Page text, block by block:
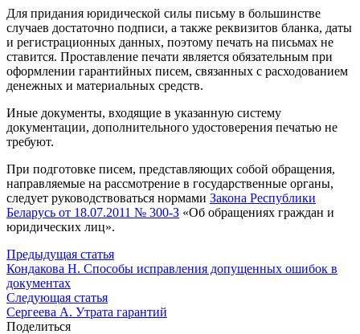
Для придания юридической силы письму в большинстве
случаев достаточно подписи, а также реквизитов бланка, даты
и регистрационных данных, поэтому печать на письмах не
ставится. Проставление печати является обязательным при
оформлении гарантийных писем, связанных с расходованием
денежных и материальных средств.
Иные документы, входящие в указанную систему
документации, дополнительного удостоверения печатью не
требуют.
При подготовке писем, представляющих собой обращения,
направляемые на рассмотрение в государственные органы,
следует руководствоваться нормами Закона Республики
Беларусь от 18.07.2011 № 300-З «Об обращениях граждан и
юридических лиц».
Предыдущая статья
Кондакова Н. Способы исправления допущенных ошибок в
документах
Следующая статья
Сергеева А. Утрата гарантий
Поделиться